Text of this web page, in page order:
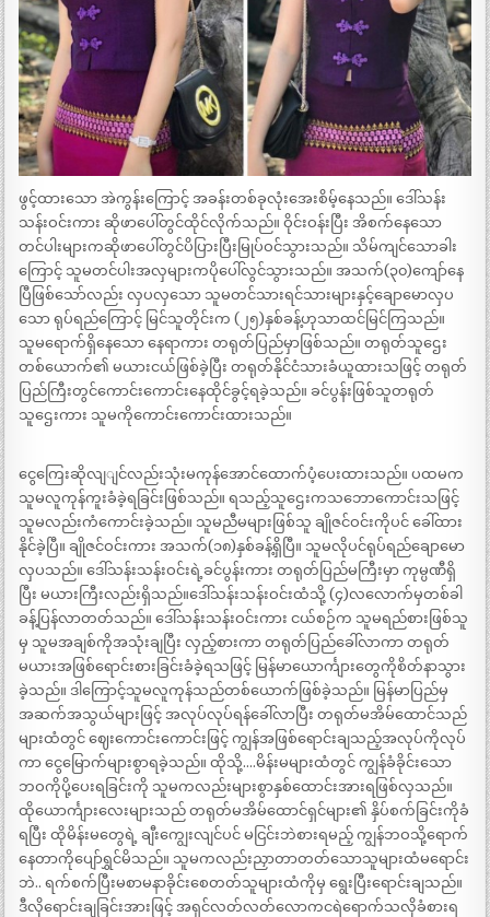
ဖွင့်ထားသော အဲကွန်းကြောင့် အခန်းတစ်ခုလုံးအေးစိမ့်နေသည်။ ဒေါ်သန်း
သန်းဝင်းကား ဆိုဖာပေါ်တွင်ထိုင်လိုက်သည်။ ဝိုင်းဝန်းပြီး အိစက်နေသော
တင်ပါးများကဆိုဖာပေါ်တွင်ပိပြားပြီးမြုပ်ဝင်သွားသည်။ သိမ်ကျင်သောခါး
ကြောင့် သူမတင်ပါးအလှများကပိုပေါ်လွင်သွားသည်။ အသက်(၃၀)ကျော်နေ
ပြီဖြစ်သော်လည်း လှပလှသော သူမတင်သားရင်သားများနှင့်ချောမောလှပ
သော ရုပ်ရည်ကြောင့် မြင်သူတိုင်းက (၂၅)နှစ်ခန့်ဟုသာထင်မြင်ကြသည်။
သူမရောက်ရှိနေသော နေရာကား တရုတ်ပြည်မှာဖြစ်သည်။ တရုတ်သူဌေး
တစ်ယောက်၏ မယားငယ်ဖြစ်ခဲ့ပြီး တရုတ်နိုင်ငံသားခံယူထားသဖြင့် တရုတ်
ပြည်ကြီးတွင်ကောင်းကောင်းနေထိုင်ခွင့်ရခဲ့သည်။ ခင်ပွန်းဖြစ်သူတရုတ်
သူဌေးကား သူမကိုကောင်းကောင်းထားသည်။
ငွေကြေးဆိုလျျင်လည်းသုံးမကုန်အောင်ထောက်ပံ့ပေးထားသည်။ ပထမက
သူမလူကုန်ကူးခံခဲ့ရခြင်းဖြစ်သည်။ ရသည့်သူဌေးကသဘောကောင်းသဖြင့်
သူမလည်းကံကောင်းခဲ့သည်။ သူမညီမများဖြစ်သူ ချိုဇင်ဝင်းကိုပင် ခေါ်ထား
နိုင်ခဲ့ပြီ။ ချိုဇင်ဝင်းကား အသက်(၁၈)နှစ်ခန့်ရှိပြီ။ သူမလိုပင်ရုပ်ရည်ချောမော
လှပသည်။ ဒေါ်သန်းသန်းဝင်းရဲ့ခင်ပွန်းကား တရုတ်ပြည်မကြီးမှာ ကုမ္ပဏီရှိ
ပြီး မယားကြီးလည်းရှိသည်။ဒေါ်သန်းသန်းဝင်းထံသို့ (၄)လလောက်မှတစ်ခါ
ခန့်ပြန်လာတတ်သည်။ ဒေါ်သန်းသန်းဝင်းကား ငယ်စဉ်က သူမရည်စားဖြစ်သူ
မှ သူမအချစ်ကိုအသုံးချပြီး လှည့်စားကာ တရုတ်ပြည်ခေါ်လာကာ တရုတ်
မယားအဖြစ်ရောင်းစားခြင်းခံခဲ့ရသဖြင့် မြန်မာယောင်္ကျားတွေကိုစိတ်နာသွား
ခဲ့သည်။ ဒါကြောင့်သူမလူကုန်သည်တစ်ယောက်ဖြစ်ခဲ့သည်။ မြန်မာပြည်မှ
အဆက်အသွယ်များဖြင့် အလုပ်လုပ်ရန်ခေါ်လာပြီး တရုတ်မအိမ်ထောင်သည်
များထံတွင် ဈေးကောင်းကောင်းဖြင့် ကျွန်အဖြစ်ရောင်းချသည့်အလုပ်ကိုလုပ်
ကာ ငွေမြောက်များစွာရခဲ့သည်။ ထိုသို့….မိန်းမများထံတွင် ကျွန်ခံခိုင်းသော
ဘဝကိုပို့ပေးရခြင်းကို သူမကလည်းများစွာနှစ်ထောင်းအားရဖြစ်လှသည်။
ထိုယောင်္ကျားလေးများသည် တရုတ်မအိမ်ထောင်ရှင်များ၏ နှိပ်စက်ခြင်းကိုခံ
ရပြီး ထိုမိန်းမတွေရဲ့ ချီးကျွေးလျင်ပင် မငြင်းဘဲစားရမည့် ကျွန်ဘဝသို့ရောက်
နေတာကိုပျော်ရွှင်မိသည်။ သူမကလည်းညှာတာတတ်သောသူများထံမရောင်း
ဘဲ.. ရက်စက်ပြီးမစာမနာခိုင်းစေတတ်သူများထံကိုမှ ရွေးပြီးရောင်းချသည်။
ဒီလိုရောင်းချခြင်းအားဖြင့် အရှင်လတ်လတ်လောကငရဲရောက်သလိုခံစားရ